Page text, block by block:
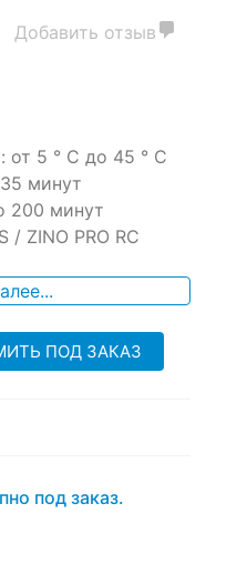
Добавить отзыв
от 5 ° C до 45 ° C
минут
200 минут
/ ZINO PRO RC
ПОД ЗАКАЗ
под заказ.